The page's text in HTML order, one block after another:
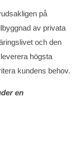
på
av privata
och den
högsta
kundens behov.
en